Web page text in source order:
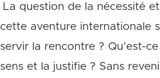
La question de la nécessité
cette aventure internationale
servir la rencontre ? Qu’est-
sens et la justifie ? Sans